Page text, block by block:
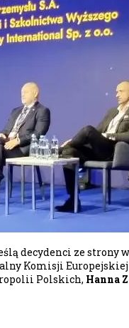
decydenci ze
Komisji Europejskiej
Polskich, Hanna